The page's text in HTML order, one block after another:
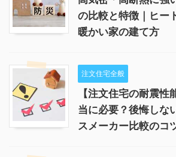
の比較と特徴｜ヒー
暖かい家の建て方
注文住宅全般
【注文住宅の耐震
当に必要？後悔しな
スメーカー比較のコ